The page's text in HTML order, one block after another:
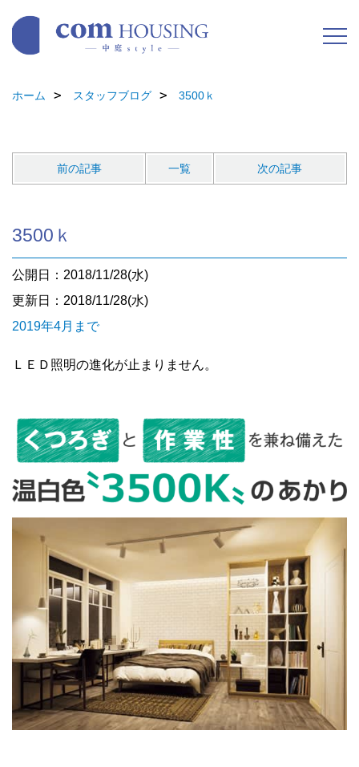
ホーム スタッフブログ 3500ｋ
前の記事 一覧 次の記事
3500ｋ
公開日：2018/11/28(水)
更新日：2018/11/28(水)
2019年4月まで
ＬＥＤ照明の進化が止まりません。